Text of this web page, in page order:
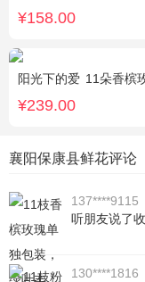
¥158.00
阳光下的爱 11朵香槟玫瑰，3朵向日葵，1个蓝色绣球，
¥239.00
襄阳保康县鲜花评论
137****9115
听朋友说了
130****1816